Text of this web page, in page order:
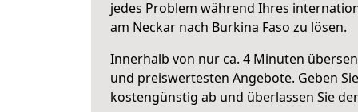
jedes Problem während Ihres
am Neckar nach Burkina Faso zu lösen.
Innerhalb von nur ca. 4 Minuten
und preiswertesten Angebote. Geben
kostengünstig ab und überlassen Sie